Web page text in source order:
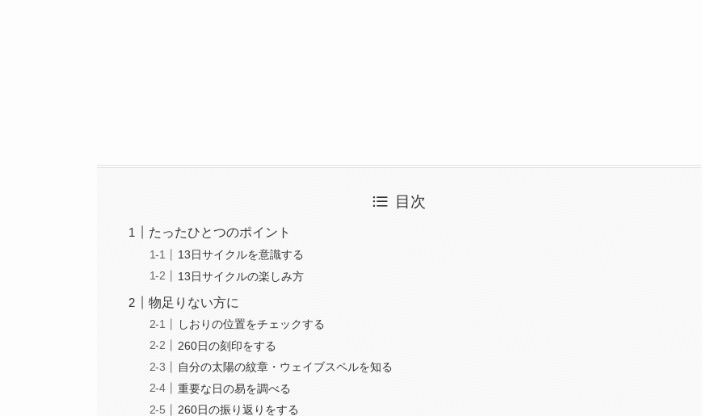
目次
たったひとつのポイント
13日サイクルを意識する
13日サイクルの楽しみ方
物足りない方に
しおりの位置をチェックする
260日の刻印をする
自分の太陽の紋章・ウェイブスペルを知る
重要な日の易を調べる
260日の振り返りをする